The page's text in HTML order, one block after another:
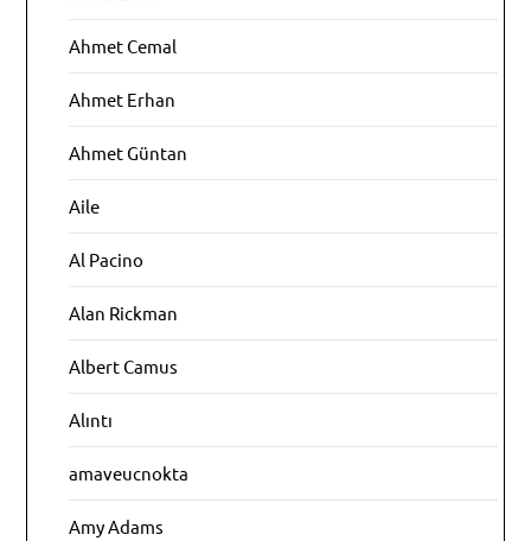
Ahmet Cemal
Ahmet Erhan
Ahmet Güntan
Aile
Al Pacino
Alan Rickman
Albert Camus
Alıntı
amaveucnokta
Amy Adams